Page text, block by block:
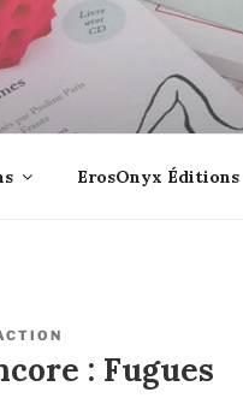
bouteille jetée à la mer ?
ErosOnyx Éditions
: Fugues